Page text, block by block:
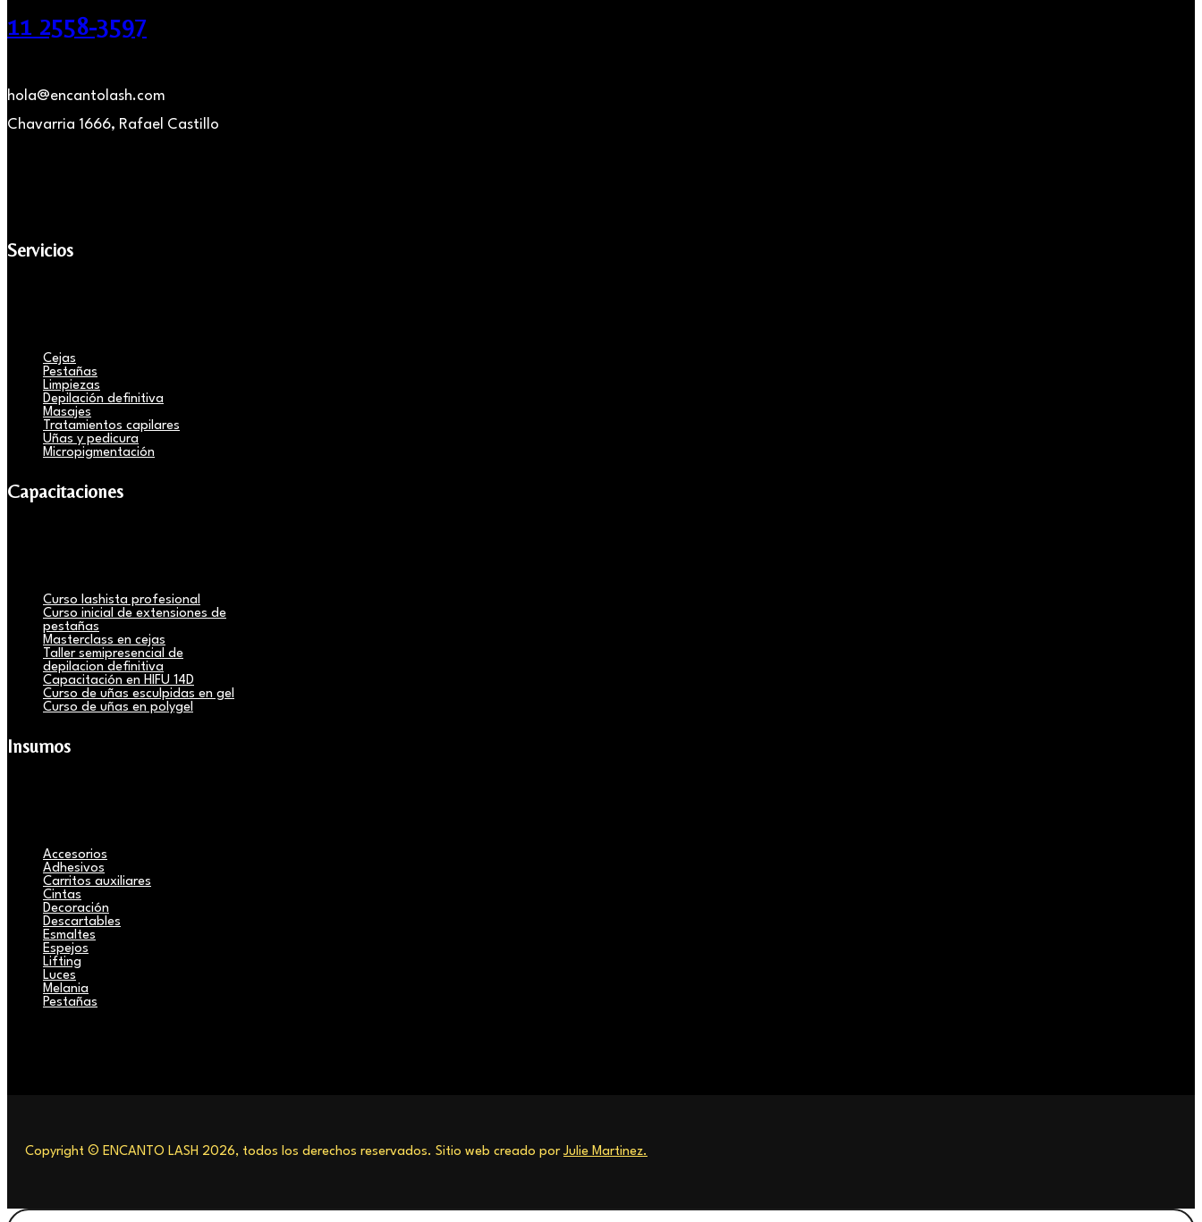
11 2558-3597
hola@encantolash.com
Chavarria 1666, Rafael Castillo
Servicios
Cejas
Pestañas
Limpiezas
Depilación definitiva
Masajes
Tratamientos capilares
Uñas y pedicura
Micropigmentación
Capacitaciones
Curso lashista profesional
Curso inicial de extensiones de
pestañas
Masterclass en cejas
Taller semipresencial de
depilacion definitiva
Capacitación en HIFU 14D
Curso de uñas esculpidas en gel
Curso de uñas en polygel
Insumos
Accesorios
Adhesivos
Carritos auxiliares
Cintas
Decoración
Descartables
Esmaltes
Espejos
Lifting
Luces
Melania
Pestañas
Copyright © ENCANTO LASH 2026, todos los derechos reservados. Sitio web creado por Julie Martinez.